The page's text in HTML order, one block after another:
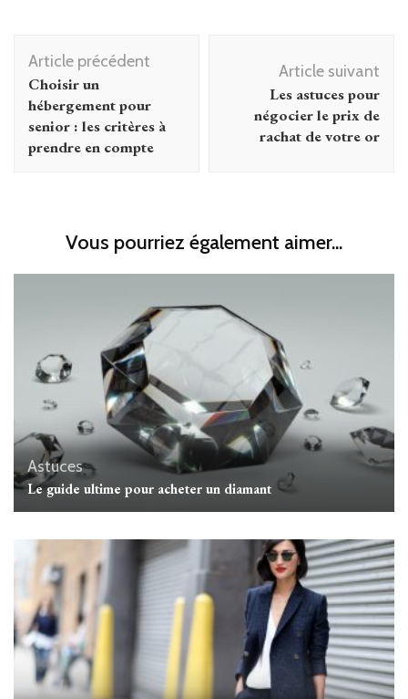
Navigation
d'article
Article précédent
Choisir un
hébergement pour
senior : les critères à
prendre en compte
Article suivant
Les astuces pour
négocier le prix de
rachat de votre or
Vous pourriez également aimer...
Astuces
Le guide ultime pour acheter un diamant